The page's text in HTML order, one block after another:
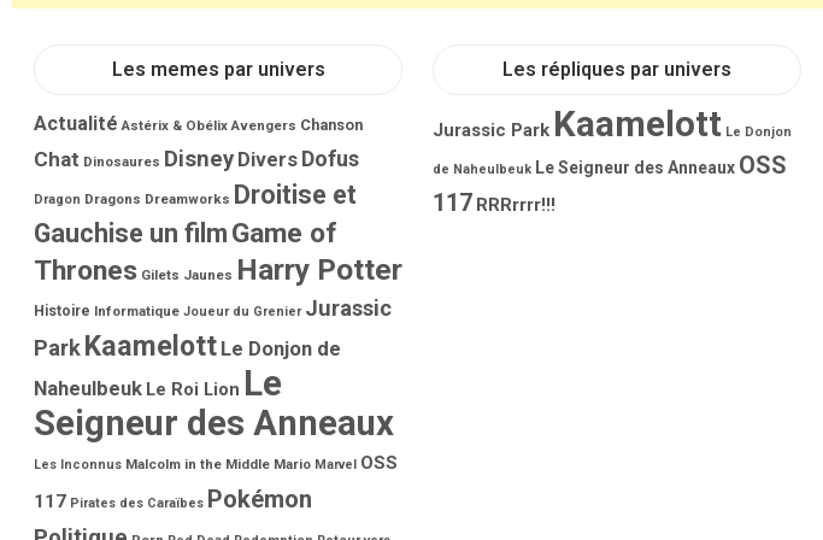
Les memes par univers
Actualité Astérix & Obélix Avengers Chanson
Chat Dinosaures Disney Divers Dofus
Dragon Dragons Dreamworks Droitise et
Gauchise un film Game of
Thrones Gilets Jaunes Harry Potter
Histoire Informatique Joueur du Grenier Jurassic
ParkKaamelott Le Donjon de
Naheulbeuk Le Roi Lion Le
Seigneur des Anneaux
Les Inconnus Malcolm in the Middle Mario Marvel OSS
117 Pirates des Caraïbes Pokémon
Les répliques par univers
Jurassic Park Kaamelott Le Donjon
de Naheulbeuk Le Seigneur des Anneaux OSS
117 RRRrrrr!!!